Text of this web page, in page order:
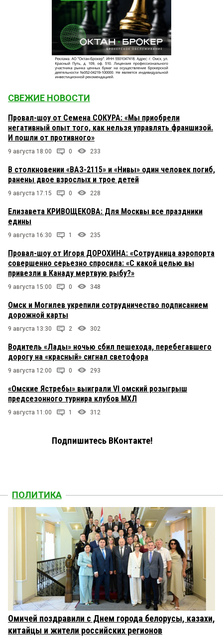
СВЕЖИЕ НОВОСТИ
Провал-шоу от Семена СОКУРА: «Мы приобрели
негативный опыт того, как нельзя управлять франшизой.
И пошли от противного»
9 августа 18:00 0 233
В столкновении «ВАЗ-2115» и «Нивы» один человек погиб,
ранены двое взрослых и трое детей
9 августа 17:15 0 228
Елизавета КРИВОЩЕКОВА: Для Москвы все праздники
едины
9 августа 16:30 1 235
Провал-шоу от Игоря ДОРОХИНА: «Сотрудница аэропорта
совершенно серьезно спросила: «С какой целью вы
привезли в Канаду мертвую рыбу?»
9 августа 15:00 0 348
Омск и Могилев укрепили сотрудничество подписанием
дорожной карты
9 августа 13:30 2 302
Водитель «Лады» ночью сбил пешехода, перебегавшего
дорогу на «красный» сигнал светофора
9 августа 12:00 0 293
«Омские Ястребы» выиграли VI омский розыгрыш
предсезонного турнира клубов МХЛ
9 августа 11:00 1 312
Подпишитесь ВКонтакте!
ПОЛИТИКА
Омичей поздравили с Днем города белорусы, казахи,
китайцы и жители российских регионов